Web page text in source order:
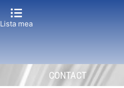
Lista mea
CONTACT